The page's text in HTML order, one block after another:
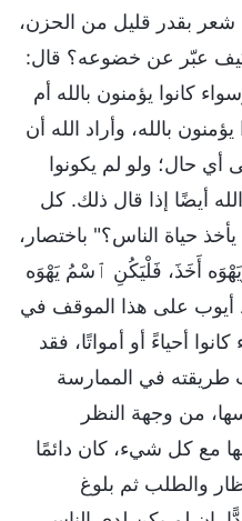
شعر بقدر قليل من الحزن،
كيف عبّر عن خضوعه؟ قال:
كانوا يؤمنون بالله أم
يؤمنون بالله، وأراد الله أن
حال؛ ولو لم يكونوا
أيضًا إذا قال ذلك. كل
يأخذ حياة الناس؟" باختصار،
أَخَذَ، فَلْيَكُنِ ٱسْمُ يَهْوَه
أيوب على هذا الموقف في
أحياءً أو أمواتًا، فقد
طريقته في الممارسة
من وجهة النظر
مع كل شيء، كان دائمًا
والطلب ثم بلوغ